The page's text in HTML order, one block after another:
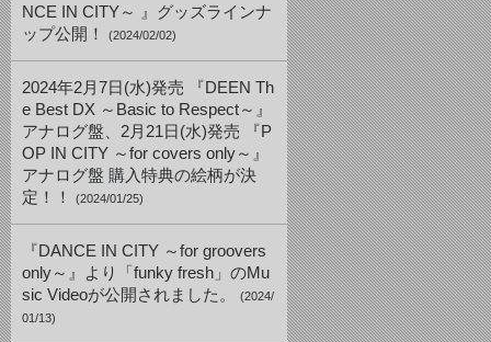
NCE IN CITY～ 』グッズラインナ
ップ公開！
(2024/02/02)
2024年2月7日(水)発売 『DEEN Th
e Best DX ～Basic to Respect～』
アナログ盤、2月21日(水)発売 『P
OP IN CITY ～for covers only～』
アナログ盤 購入特典の絵柄が決
定！！
(2024/01/25)
『DANCE IN CITY ～for groovers
only～』より「funky fresh」のMu
sic Videoが公開されました。
(2024/
01/13)